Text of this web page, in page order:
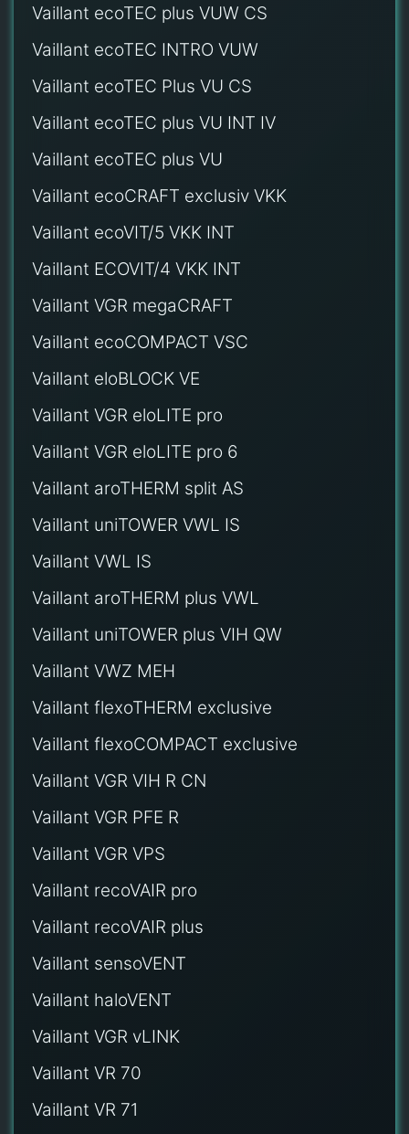
Vaillant ecoTEC plus VUW CS
Vaillant ecoTEC INTRO VUW
Vaillant ecoTEC Plus VU CS
Vaillant ecoTEC plus VU INT IV
Vaillant ecoTEC plus VU
Vaillant ecoCRAFT exclusiv VKK
Vaillant ecoVIT/5 VKK INT
Vaillant ECOVIT/4 VKK INT
Vaillant VGR megaCRAFT
Vaillant ecoCOMPACT VSC
Vaillant eloBLOCK VE
Vaillant VGR eloLITE pro
Vaillant VGR eloLITE pro 6
Vaillant aroTHERM split AS
Vaillant uniTOWER VWL IS
Vaillant VWL IS
Vaillant aroTHERM plus VWL
Vaillant uniTOWER plus VIH QW
Vaillant VWZ MEH
Vaillant flexoTHERM exclusive
Vaillant flexoCOMPACT exclusive
Vaillant VGR VIH R CN
Vaillant VGR PFE R
Vaillant VGR VPS
Vaillant recoVAIR pro
Vaillant recoVAIR plus
Vaillant sensoVENT
Vaillant haloVENT
Vaillant VGR vLINK
Vaillant VR 70
Vaillant VR 71